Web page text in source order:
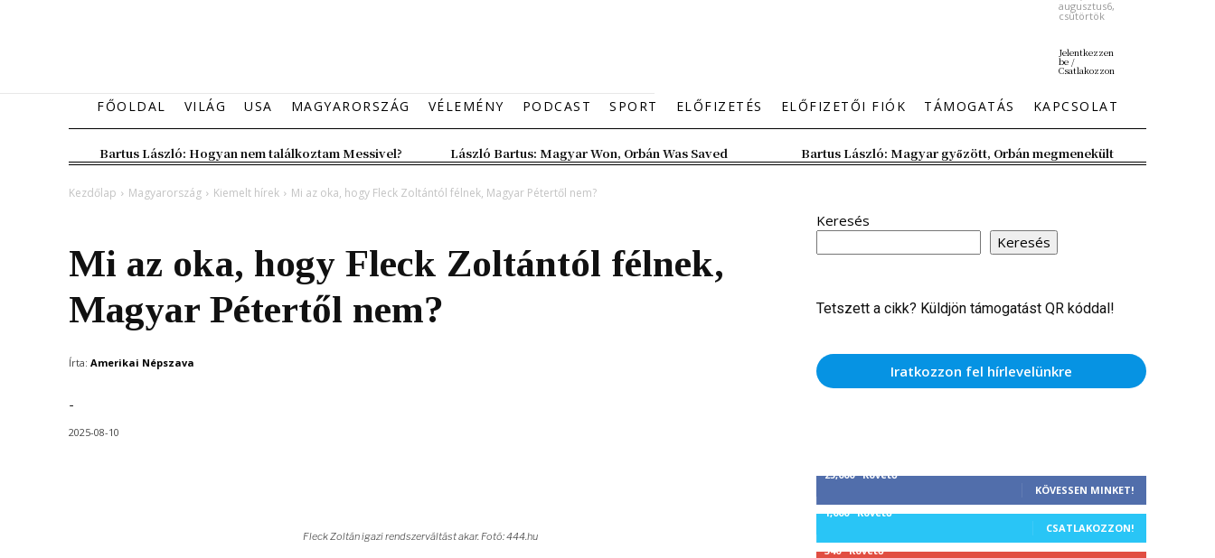
augusztus6,
csütörtök
Jelentkezzen
be /
Csatlakozzon
FŐOLDAL VILÁG USA MAGYARORSZÁG VÉLEMÉNY PODCAST SPORT ELŐFIZETÉS ELŐFIZETŐI FIÓK TÁMOGATÁS KAPCSOLAT
Bartus László: Hogyan nem találkoztam Messivel? László Bartus: Magyar Won, Orbán Was Saved Bartus László: Magyar győzött, Orbán megmenekült
Kezdőlap Magyarország Kiemelt hírek Mi az oka, hogy Fleck Zoltántól félnek, Magyar Pétertől nem?
Mi az oka, hogy Fleck Zoltántól félnek,
Magyar Pétertől nem?
Írta: Amerikai Népszava
-
2025-08-10
Fleck Zoltán igazi rendszerváltást akar. Fotó: 444.hu
Keresés
Keresés
Tetszett a cikk? Küldjön támogatást QR kóddal!
Iratkozzon fel hírlevelünkre
25,000 Követő
KÖVESSEN MINKET!
1,000 Követő
CSATLAKOZZON!
340 Követő